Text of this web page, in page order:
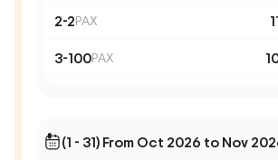
2-2PAX
3-100PAX
(1 - 31) From Oct 2026 to Nov